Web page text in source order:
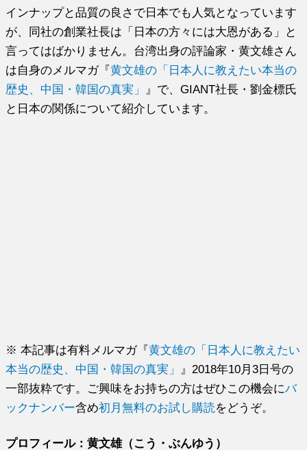
インナップと品質の良さで日本でも人気となっています
が、同社の創業社長は「日本の方々には大恩がある」と
言ってはばかりません。台湾出身の評論家・黄文雄さん
は自身のメルマガ『黄文雄の「日本人に教えたい本当の
歴史、中国・韓国の真実」
』で、GIANT社長・劉金標氏
と日本の関係について紹介しています。
※ 本記事は有料メルマガ『黄文雄の「日本人に教えたい
本当の歴史、中国・韓国の真実」
』2018年10月3日号の
一部抜粋です。ご興味をお持ちの方はぜひこの機会にバ
ックナンバー含め初月無料のお試し購読をどうぞ。
プロフィール：黄文雄（こう・ぶんゆう）